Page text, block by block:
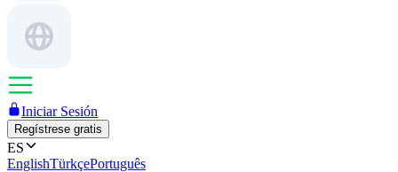
Iniciar Sesión
Regístrese gratis
ES
EnglishTürkçePortuguês